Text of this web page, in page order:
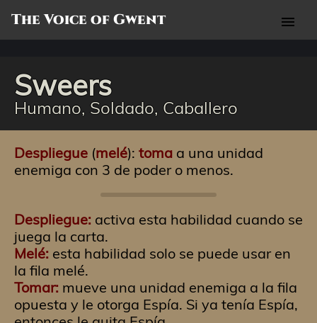
The Voice of Gwent menu
Sweers
Humano, Soldado, Caballero
Despliegue (melé): toma a una unidad
enemiga con 3 de poder o menos.
Despliegue: activa esta habilidad cuando se
juega la carta.
Melé: esta habilidad solo se puede usar en
la fila melé.
Tomar: mueve una unidad enemiga a la fila
opuesta y le otorga Espía. Si ya tenía Espía,